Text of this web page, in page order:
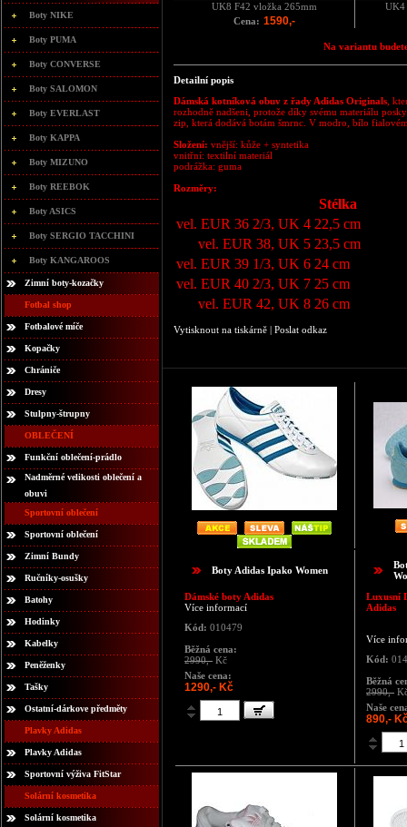
Boty NIKE
Boty PUMA
Boty CONVERSE
Boty SALOMON
Boty EVERLAST
Boty KAPPA
Boty MIZUNO
Boty REEBOK
Boty ASICS
Boty SERGIO TACCHINI
Boty KANGAROOS
Zimní boty-kozačky
Fotbal shop
Fotbalové míče
Kopačky
Chrániče
Dresy
Stulpny-štrupny
OBLEČENÍ
Funkční oblečení-prádlo
Nadměrné velikosti oblečení a
obuvi
Sportovní oblečení
Sportovní oblečení
Zimní Bundy
Ručníky-osušky
Batohy
Hodinky
Kabelky
Peněženky
Tašky
Ostatní-dárkove předměty
Plavky Adidas
Plavky Adidas
Sportovní výživa FitStar
Solární kosmetika
Solární kosmetika
UK8 F42 vložka 265mm
Cena: 1590,-
UK4
Na variantu
Detailní popis
Dámská kotníková obuv z řady Adidas Originals ,
rozhodně nadšeni, protože díky svému materiálu
zip, která dodává botám šmrnc. V modro, bílo
Složení: vnější: kůže + syntetika
vnitřní: textilní materiál
podrážka: guma
Rozměry:
Stélka
vel. EUR 36 2/3, UK 4 22,5 cm
vel. EUR 38, UK 5 23,5 cm
vel. EUR 39 1/3, UK 6 24 cm
vel. EUR 40 2/3, UK 7 25 cm
vel. EUR 42, UK 8 26 cm
Vytisknout na tiskárně | Poslat odkaz
Boty Adidas Ipako Women
Dámské boty Adidas
Více informací
Kód: 010479
Běžná cena:
2990,- Kč
Naše cena:
1290,- Kč
Luxusní
Adidas
Více
Kód:
Běžná
2990,-
Naše
890,-